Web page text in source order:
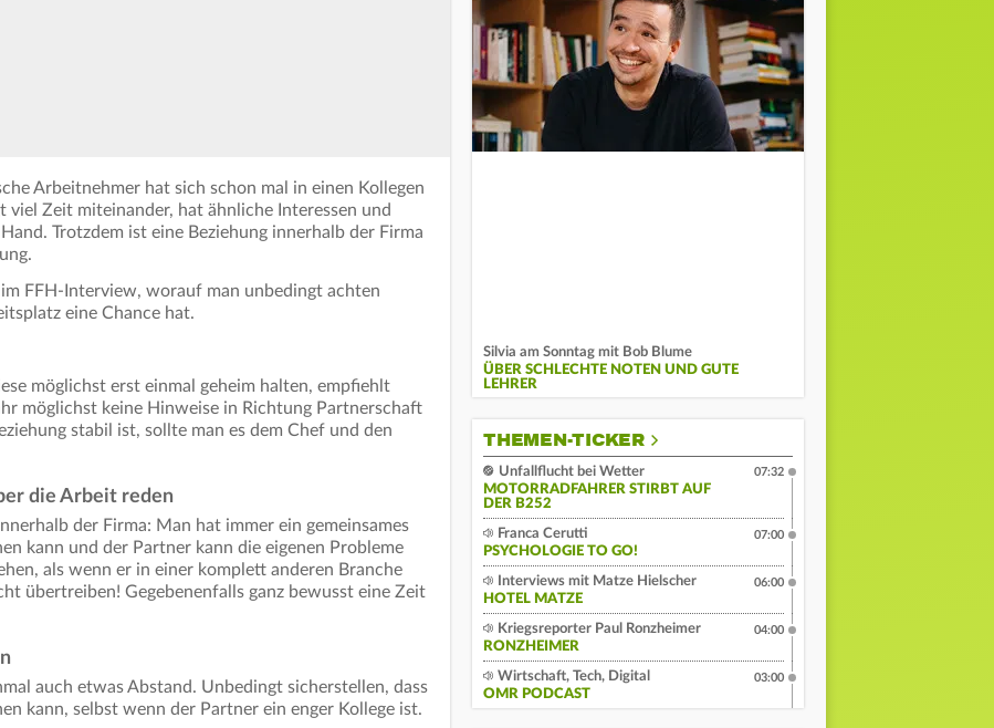
Arbeitnehmer hat sich schon mal in einen Kollegen
Zeit miteinander, hat ähnliche Interessen und
Trotzdem ist eine Beziehung innerhalb der Firma
FFH-Interview, worauf man unbedingt achten
eine Chance hat.
möglichst erst einmal geheim halten, empfiehlt
möglichst keine Hinweise in Richtung Partnerschaft
stabil ist, sollte man es dem Chef und den
die Arbeit reden
der Firma: Man hat immer ein gemeinsames
kann und der Partner kann die eigenen Probleme
als wenn er in einer komplett anderen Branche
übertreiben! Gegebenenfalls ganz bewusst eine Zeit
auch etwas Abstand. Unbedingt sicherstellen, dass
kann, selbst wenn der Partner ein enger Kollege ist.
Silvia am Sonntag mit Bob Blume
ÜBER SCHLECHTE NOTEN UND GUTE
LEHRER
THEMEN-TICKER
Unfallflucht bei Wetter
MOTORRADFAHRER STIRBT AUF
DER B252
07:32
Franca Cerutti
PSYCHOLOGIE TO GO!
07:00
Interviews mit Matze Hielscher
HOTEL MATZE
06:00
Kriegsreporter Paul Ronzheimer
RONZHEIMER
04:00
Wirtschaft, Tech, Digital
OMR PODCAST
03:00